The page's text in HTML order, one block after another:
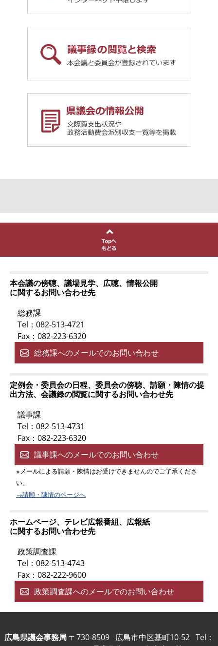
本会議の傍聴、議場見学、広聴、情報公開
に関するお問い合わせ先
総務課
Tel：082-513-4721
Fax：082-223-6320
総務課へのメールでのお問い合わせ
定例会・委員会の日程、委員会の傍聴、請願・陳情の提
出方法、会議録の閲覧に関するお問い合わせ先
議事課
Tel：082-513-4731
Fax：082-223-6320
議事課へのメールでのお問い合わせ
※メールによる請願・陳情はお受けできませんのでご了承くださ
い。
→請願・陳情のページへ
ホームページ、テレビ広報番組、広報紙
に関するお問い合わせ先
政策調査課
Tel：082-513-4743
Fax：082-222-9600
政策調査課へのメールでのお問い合わせ
広島県議会事務局 〒730-8509 広島市中区基町10-52 Tel：